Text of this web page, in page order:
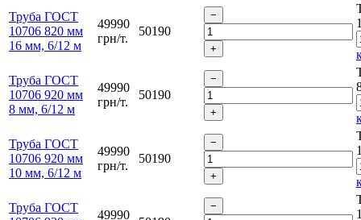
Труба ГОСТ
10706 820 мм
16 мм, 6/12 м
49990
грн/т.
50190
Труба ГОСТ
10706 920 мм
8 мм, 6/12 м
49990
грн/т.
50190
Труба ГОСТ
10706 920 мм
10 мм, 6/12 м
49990
грн/т.
50190
Труба ГОСТ
49990